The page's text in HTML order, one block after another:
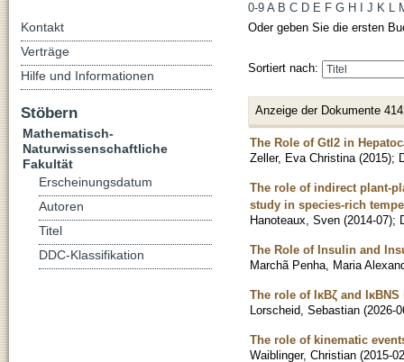
0-9 A B C D E F G H J K L
Oder geben Sie die ersten
Sortiert nach:
Anzeige der Dokumente
The Role of Gtl2 in
Zeller, Eva Christina (2015);
The role of indirect plant-
study in species-rich
Hanoteaux, Sven (2014-07);
The Role of Insulin and
Marchã Penha, Maria
The role of IκBζ and
Lorscheid, Sebastian (2026-
The role of kinematic
Waiblinger, Christian (2015-02
Kontakt
Verträge
Hilfe und Informationen
Stöbern
Mathematisch-
Naturwissenschaftliche
Fakultät
Erscheinungsdatum
Autoren
Titel
DDC-Klassifikation